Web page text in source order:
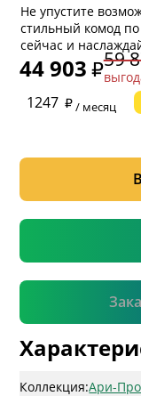
Не упустите
стильный комод
сейчас и
44 903 59
1247
/ месяц
* обязательное поле
Коллекция:Ари-